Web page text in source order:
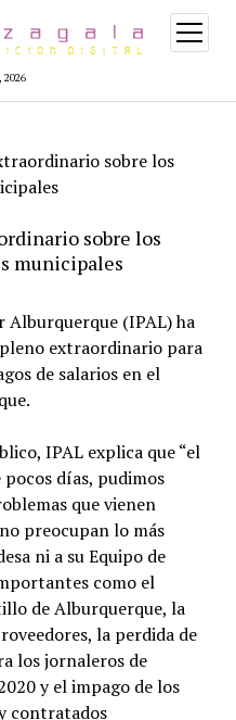
2026
abrir
menú
sobre los
sobre los
municipales
(IPAL) ha
extraordinario para
de salarios en el
IPAL explica que “el
días, pudimos
que vienen
preocupan lo más
ni a su Equipo de
como el
de Alburquerque, la
la perdida de
los jornaleros de
y el impago de los
contratados